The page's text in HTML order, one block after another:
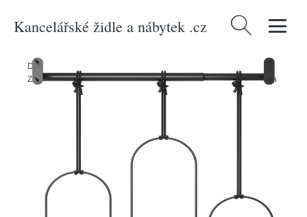
Kancelářské židle a nábytek .cz Vyhledávání
Domů
Závěsné plastové květináče na bylinky v sadě 3 ks Triflora – Umbra